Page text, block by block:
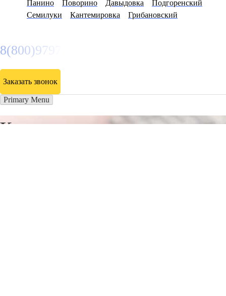
Панино
Поворино Давыдовка
Подгоренский
Семилуки
Кантемировка Грибановский
8(800)9797043
Заказать звонок
Primary Menu
Курсы программирования в